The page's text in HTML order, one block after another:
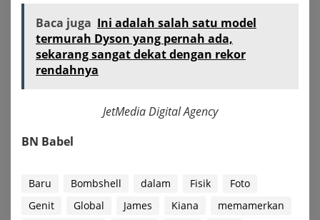
Baca juga Ini adalah salah satu model
termurah Dyson yang pernah ada,
sekarang sangat dekat dengan rekor
rendahnya
JetMedia Digital Agency
BN Babel
Baru Bombshell dalam Fisik
Foto
Genit
Global James Kiana
memamerkan